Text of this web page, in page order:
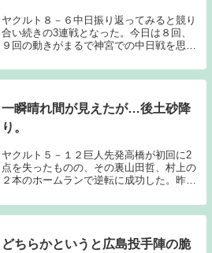
ヤクルト８－６中日振り返ってみると競り
合い続きの3連戦となった。今日は８回、
９回の動きがまるで神宮での中日戦を思わ
モヤモヤするような展開ばかりの３連戦だ
ったのだが、結果的には２勝１分けで終え
一瞬晴れ間が見えたが…後土砂降
り。
ヤクルト５－１２巨人先発高橋が初回に2
点を失ったものの、その裏山田哲、村上の
２本のホームランで逆転に成功した。昨日
っているのではないか？と書いた矢先のホ
ームランに興奮したし、展開的にも今日は
どちらかというと広島投手陣の脆